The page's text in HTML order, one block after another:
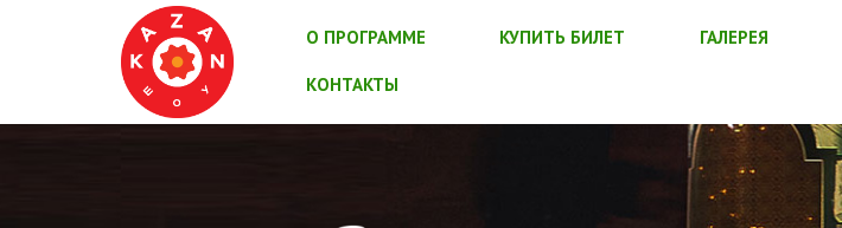
О ПРОГРАММЕ КУПИТЬ БИЛЕТ ГАЛЕРЕЯ
КОНТАКТЫ